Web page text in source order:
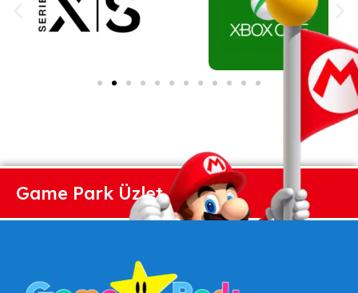
Game Park Üzlet